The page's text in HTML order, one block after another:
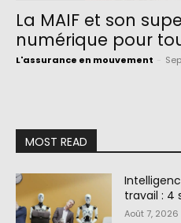
La MAIF et son
numérique pour
L'assurance en mouvement
MOST READ
travail : 4
Août 7, 2026